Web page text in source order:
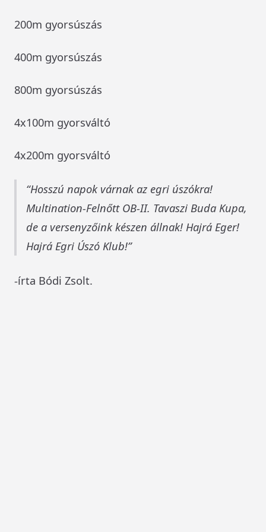
200m gyorsúszás
400m gyorsúszás
800m gyorsúszás
4x100m gyorsváltó
4x200m gyorsváltó
Hosszú napok várnak az egri úszókra!
Multination-Felnőtt OB-II. Tavaszi Buda Kupa,
de a versenyzőink készen állnak! Hajrá Eger!
Hajrá Egri Úszó Klub!
-írta Bódi Zsolt.